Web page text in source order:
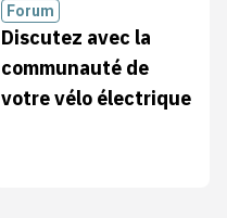
Forum
Discutez avec la
communauté de
votre vélo électrique